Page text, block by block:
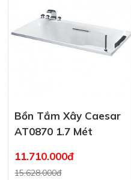
Bồn Tắm Xây Caesar
AT0870 1.7 Mét
11.710.000đ
15.628.000đ